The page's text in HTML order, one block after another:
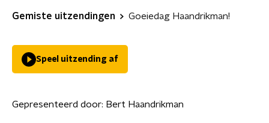
Gemiste uitzendingen Goeiedag Haandrikman!
Speel uitzending af
Gepresenteerd door: Bert Haandrikman